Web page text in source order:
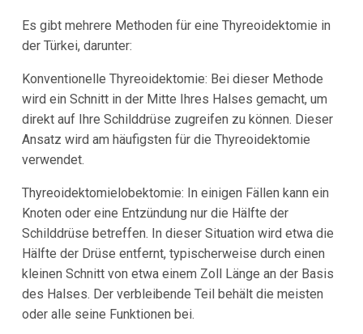
Es gibt mehrere Methoden für eine Thyreoidektomie in
der Türkei, darunter:
Konventionelle Thyreoidektomie: Bei dieser Methode
wird ein Schnitt in der Mitte Ihres Halses gemacht, um
direkt auf Ihre Schilddrüse zugreifen zu können. Dieser
Ansatz wird am häufigsten für die Thyreoidektomie
verwendet.
Thyreoidektomielobektomie: In einigen Fällen kann ein
Knoten oder eine Entzündung nur die Hälfte der
Schilddrüse betreffen. In dieser Situation wird etwa die
Hälfte der Drüse entfernt, typischerweise durch einen
kleinen Schnitt von etwa einem Zoll Länge an der Basis
des Halses. Der verbleibende Teil behält die meisten
oder alle seine Funktionen bei.